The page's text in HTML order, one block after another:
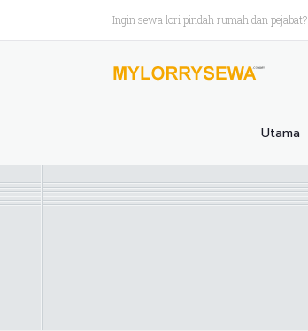
Ingin sewa lori pindah rumah dan pejabat?
Utama